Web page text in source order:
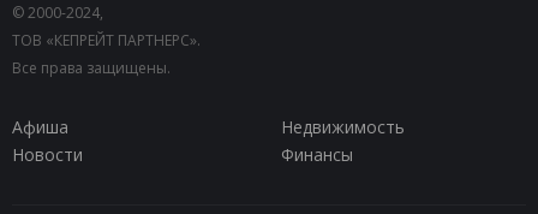
© 2000-2024,
ТОВ «КЕПРЕЙТ ПАРТНЕРС».
Все права защищены.
Афиша
Недвижимость
Новости
Финансы